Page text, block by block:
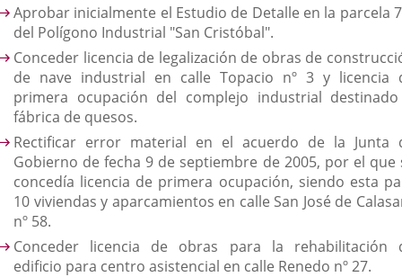
Aprobar inicialmente el Estudio de Detalle en la parcela
del Polígono Industrial "San Cristóbal".
Conceder licencia de legalización de obras de
de nave industrial en calle Topacio nº 3 y licencia
primera ocupación del complejo industrial
fábrica de quesos.
Rectificar error material en el acuerdo de la Junta
Gobierno de fecha 9 de septiembre de 2005, por el que
concedía licencia de primera ocupación, siendo esta
10 viviendas y aparcamientos en calle San José de
nº 58.
Conceder licencia de obras para la rehabilitación
edificio para centro asistencial en calle Renedo nº 27.